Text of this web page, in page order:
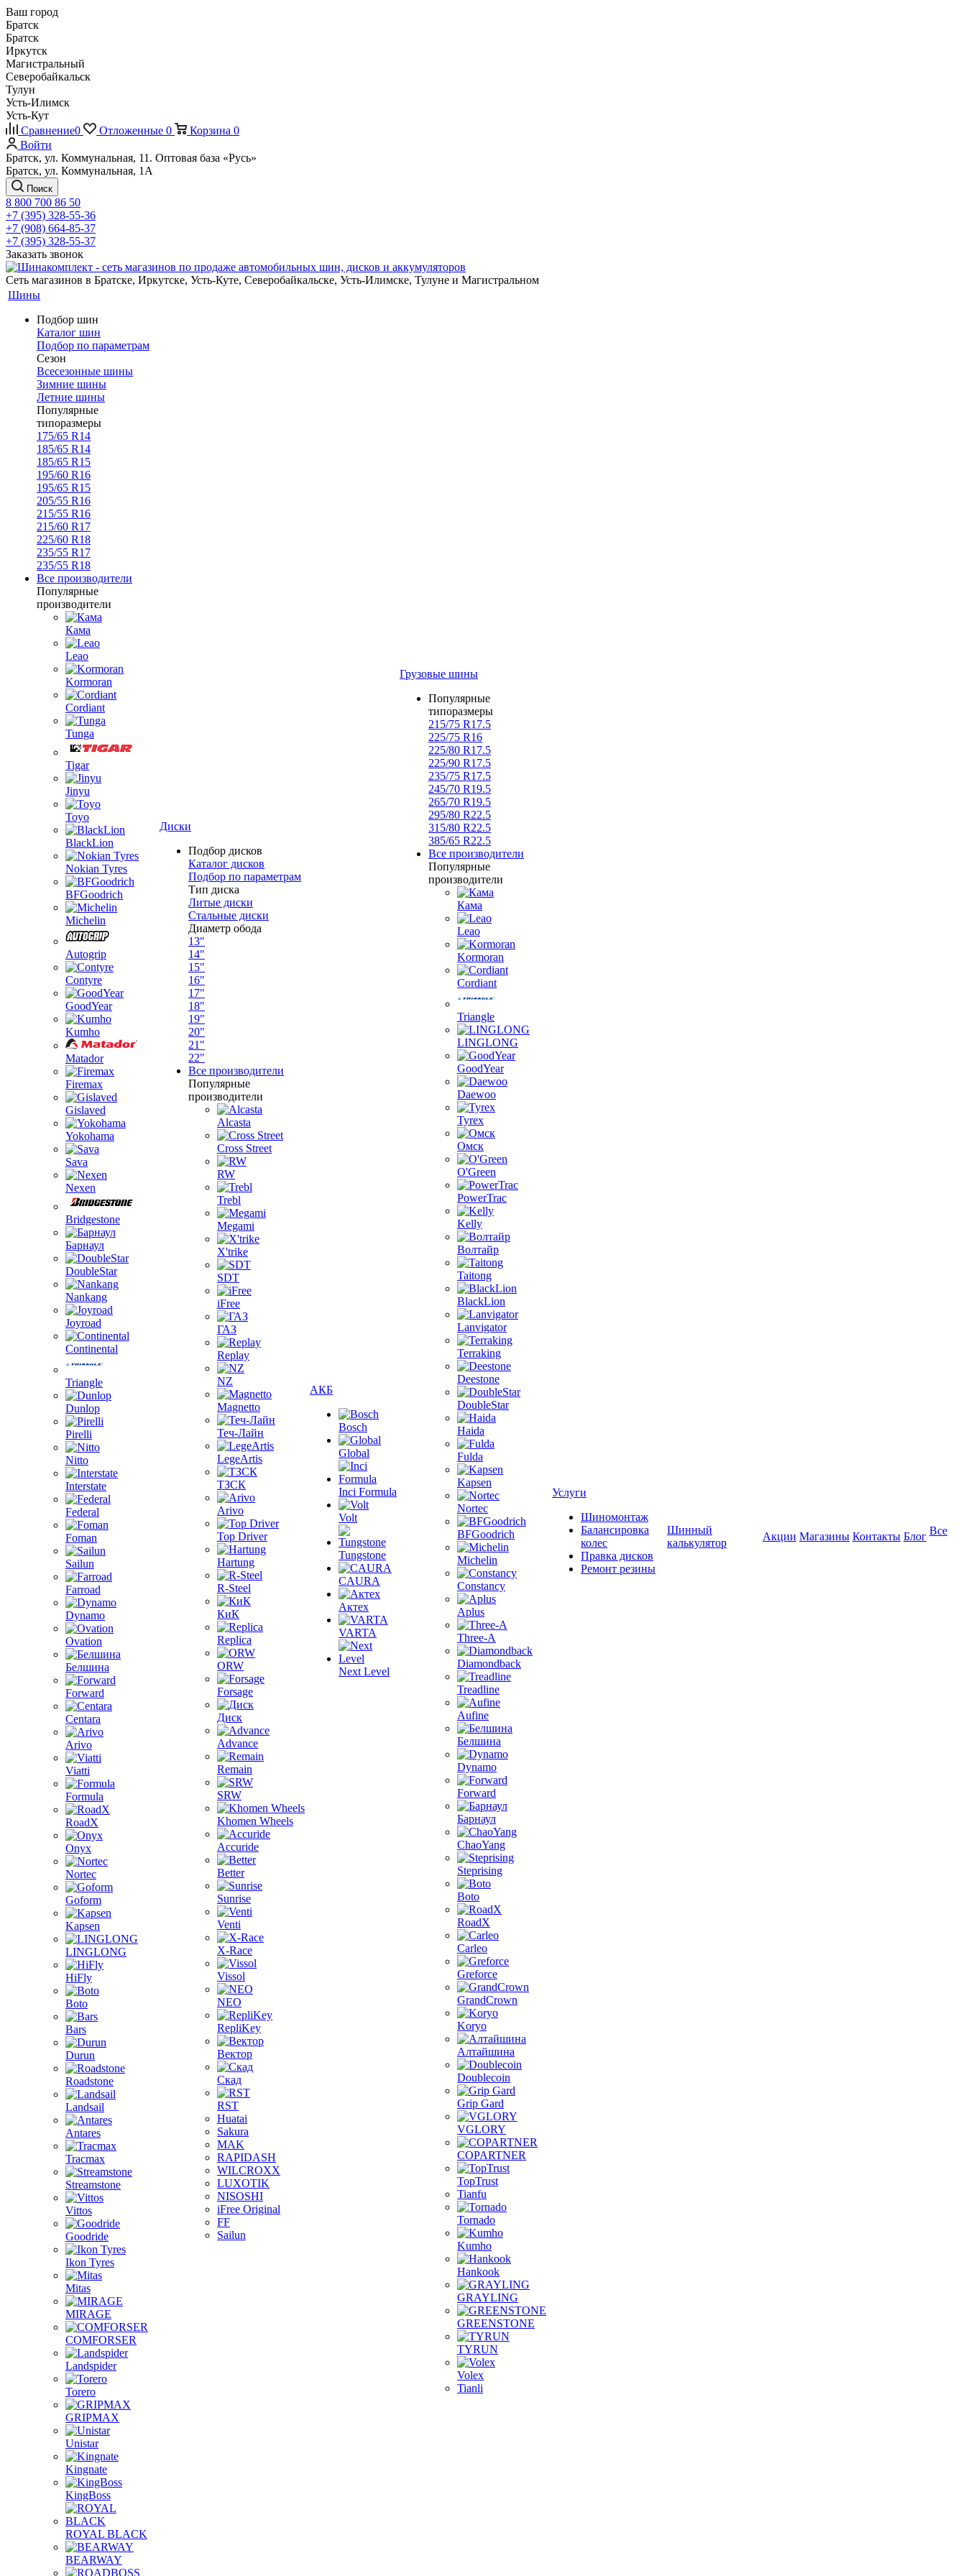
Ваш город
Братск
Братск
Иркутск
Магистральный
Северобайкальск
Тулун
Усть-Илимск
Усть-Кут
Сравнение0 Отложенные 0 Корзина 0
Войти
Братск, ул. Коммунальная, 11. Оптовая база «Русь»
Братск, ул. Коммунальная, 1А
Поиск
8 800 700 86 50
+7 (395) 328-55-36
+7 (908) 664-85-37
+7 (395) 328-55-37
Заказать звонок
Сеть магазинов в Братске, Иркутске, Усть-Куте, Северобайкальске, Усть-Илимске, Тулуне и Магистральном
Шины
Подбор шин
Каталог шин
Подбор по параметрам
Сезон
Всесезонные шины
Зимние шины
Летние шины
Популярные
типоразмеры
175/65 R14
185/65 R14
185/65 R15
195/60 R16
195/65 R15
205/55 R16
215/55 R16
215/60 R17
225/60 R18
235/55 R17
235/55 R18
Все производители
Популярные
производители
Кама
Leao
Kormoran
Cordiant
Tunga
Tigar
Jinyu
Toyo
BlackLion
Nokian Tyres
BFGoodrich
Michelin
Autogrip
Contyre
GoodYear
Kumho
Matador
Firemax
Gislaved
Yokohama
Sava
Nexen
Bridgestone
Барнаул
DoubleStar
Nankang
Joyroad
Continental
Triangle
Dunlop
Pirelli
Nitto
Interstate
Federal
Foman
Sailun
Farroad
Dynamo
Ovation
Белшина
Forward
Centara
Arivo
Viatti
Formula
RoadX
Onyx
Nortec
Goform
Kapsen
LINGLONG
HiFly
Boto
Bars
Durun
Roadstone
Landsail
Antares
Tracmax
Streamstone
Vittos
Goodride
Ikon Tyres
Mitas
MIRAGE
COMFORSER
Landspider
Torero
GRIPMAX
Unistar
Kingnate
KingBoss
ROYAL BLACK
BEARWAY
Диски
Подбор дисков
Каталог дисков
Подбор по параметрам
Тип диска
Литые диски
Стальные диски
Диаметр обода
13"
14"
15"
16"
17"
18"
19"
20"
21"
22"
Все производители
Популярные
производители
Alcasta
Cross Street
RW
Trebl
Megami
X'trike
SDT
iFree
ГАЗ
Replay
NZ
Magnetto
Теч-Лайн
LegeArtis
ТЗСК
Arivo
Top Driver
Hartung
R-Steel
КиК
Replica
ORW
Forsage
Диск
Advance
Remain
SRW
Khomen Wheels
Accuride
Better
Sunrise
Venti
X-Race
Vissol
NEO
RepliKey
Вектор
Скад
RST
Huatai
Sakura
MAK
RAPIDASH
WILCROXX
LUXOTIK
NISOSHI
iFree Original
FF
Sailun
АКБ
Bosch
Global
Inci Formula
Volt
Tungstone
CAURA
Актех
VARTA
Next Level
Грузовые шины
Популярные
типоразмеры
215/75 R17.5
225/75 R16
225/80 R17.5
225/90 R17.5
235/75 R17.5
245/70 R19.5
265/70 R19.5
295/80 R22.5
315/80 R22.5
385/65 R22.5
Все производители
Популярные
производители
Кама
Leao
Kormoran
Cordiant
Triangle
LINGLONG
GoodYear
Daewoo
Tyrex
Омск
O'Green
PowerTrac
Kelly
Волтайр
Taitong
BlackLion
Lanvigator
Terraking
Deestone
DoubleStar
Haida
Fulda
Kapsen
Nortec
BFGoodrich
Michelin
Constancy
Aplus
Three-A
Diamondback
Treadline
Aufine
Белшина
Dynamo
Forward
Барнаул
ChaoYang
Steprising
Boto
RoadX
Carleo
Greforce
GrandCrown
Koryo
Алтайшина
Doublecoin
Grip Gard
VGLORY
COPARTNER
TopTrust
Tianfu
Tornado
Kumho
Hankook
GRAYLING
GREENSTONE
TYRUN
Volex
Tianli
Услуги
Шиномонтаж
Балансировка
колес
Правка дисков
Ремонт резины
Шинный
калькулятор
Акции Магазины Контакты Блог Все